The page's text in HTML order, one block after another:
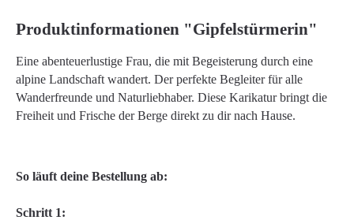
Produktinformationen "Gipfelstürmerin"
Eine abenteuerlustige Frau, die mit Begeisterung durch eine
alpine Landschaft wandert. Der perfekte Begleiter für alle
Wanderfreunde und Naturliebhaber. Diese Karikatur bringt die
Freiheit und Frische der Berge direkt zu dir nach Hause.
So läuft deine Bestellung ab:
Schritt 1: